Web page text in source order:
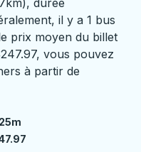
durée
il y a 1 bus
prix moyen du billet
vous pouvez
à partir de
25 minutes